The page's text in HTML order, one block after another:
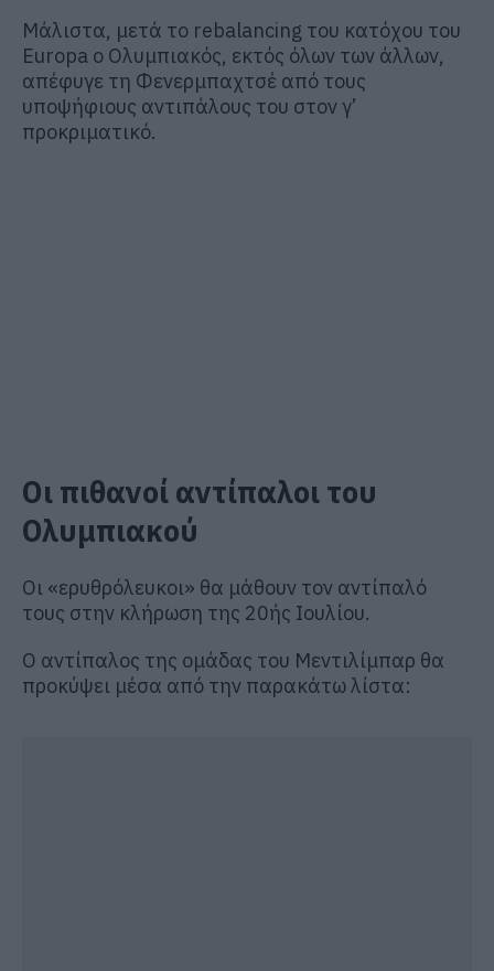
Μάλιστα, μετά το rebalancing του κατόχου του
Europa ο Ολυμπιακός, εκτός όλων των άλλων,
απέφυγε τη Φενερμπαχτσέ από τους
υποψήφιους αντιπάλους του στον γ’
προκριματικό.
Οι πιθανοί αντίπαλοι του
Ολυμπιακού
Οι «ερυθρόλευκοι» θα μάθουν τον αντίπαλό
τους στην κλήρωση της 20ής Ιουλίου.
Ο αντίπαλος της ομάδας του Μεντιλίμπαρ θα
προκύψει μέσα από την παρακάτω λίστα: